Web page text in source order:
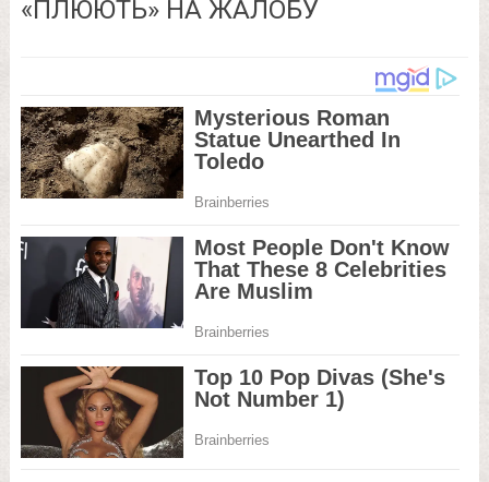
«ПЛЮЮТЬ» НА ЖАЛОБУ